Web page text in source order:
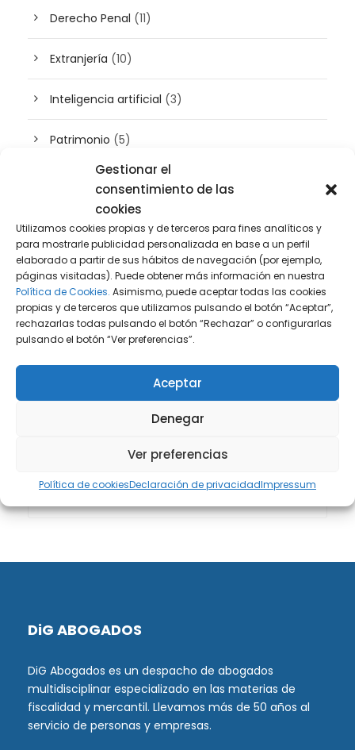
Gestionar el
consentimiento de las
cookies
Utilizamos cookies propias y de terceros para fines analíticos y
para mostrarle publicidad personalizada en base a un perfil
elaborado a partir de sus hábitos de navegación (por ejemplo,
páginas visitadas). Puede obtener más información en nuestra
Política de Cookies. Asimismo, puede aceptar todas las cookies
propias y de terceros que utilizamos pulsando el botón “Aceptar”,
rechazarlas todas pulsando el botón “Rechazar” o configurarlas
pulsando el botón “Ver preferencias”.
Aceptar
Denegar
Ver preferencias
Política de cookiesDeclaración de privacidadImpressum
Derecho Penal (11)
Extranjería (10)
Inteligencia artificial (3)
Patrimonio (5)
Propiedad intelectual e industrial(13)
Protección de datos(40)
Sin categoría(1)
Buscador de artículos
DiG ABOGADOS
DiG Abogados es un despacho de abogados
multidisciplinar especializado en las materias de
fiscalidad y mercantil. Llevamos más de 50 años al
servicio de personas y empresas.